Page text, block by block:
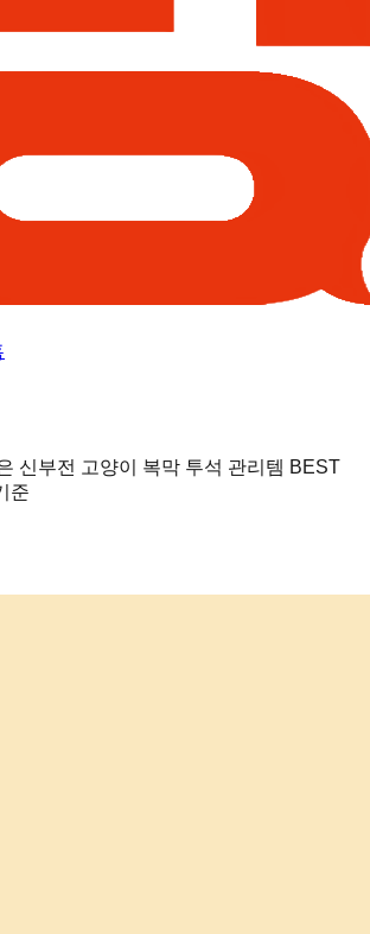
신부전 고양이 복막 투석 관리템 BEST
준